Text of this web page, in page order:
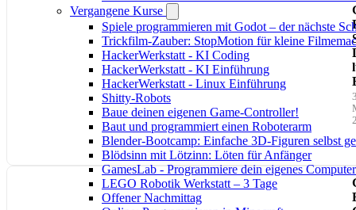
Vergangene Kurse
Spiele programmieren mit Godot – der nächste
Trickfilm-Zauber: StopMotion für kleine
HackerWerkstatt - KI Coding
HackerWerkstatt - KI Einführung
HackerWerkstatt - Linux Einführung
Shitty-Robots
Baue deinen eigenen Game-Controller!
Baut und programmiert einen Roboterarm
Blender-Bootcamp: Einfache 3D-Figuren selbst
Blödsinn mit Lötzinn: Löten für Anfänger
GamesLab - Programmiere dein eigenes
LEGO Robotik Werkstatt – 3 Tage
Offener Nachmittag